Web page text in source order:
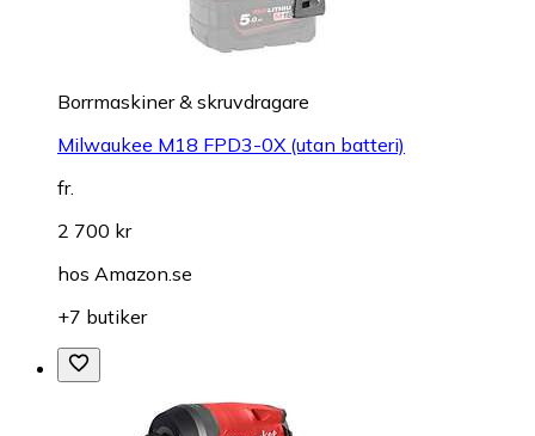
Borrmaskiner & skruvdragare
Milwaukee M18 FPD3-0X (utan batteri)
fr.
2 700 kr
hos Amazon.se
+7 butiker